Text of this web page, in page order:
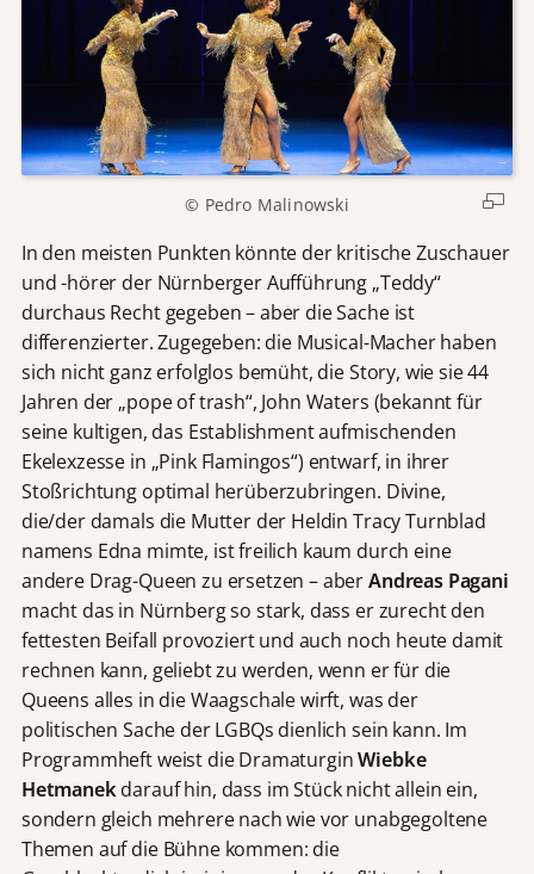
© Pedro Malinowski
In den meisten Punkten könnte der kritische Zuschauer
und -hörer der Nürnberger Aufführung „Teddy“
durchaus Recht gegeben – aber die Sache ist
differenzierter. Zugegeben: die Musical-Macher haben
sich nicht ganz erfolglos bemüht, die Story, wie sie 44
Jahren der „pope of trash“, John Waters (bekannt für
seine kultigen, das Establishment aufmischenden
Ekelexzesse in „Pink Flamingos“) entwarf, in ihrer
Stoßrichtung optimal herüberzubringen. Divine,
die/der damals die Mutter der Heldin Tracy Turnblad
namens Edna mimte, ist freilich kaum durch eine
andere Drag-Queen zu ersetzen – aberAndreas Pagani
macht das in Nürnberg so stark, dass er zurecht den
fettesten Beifall provoziert und auch noch heute damit
rechnen kann, geliebt zu werden, wenn er für die
Queens alles in die Waagschale wirft, was der
politischen Sache der LGBQs dienlich sein kann. Im
Programmheft weist die DramaturginWiebke
Hetmanekdarauf hin, dass im Stück nicht allein ein,
sondern gleich mehrere nach wie vor unabgegoltene
Themen auf die Bühne kommen: die